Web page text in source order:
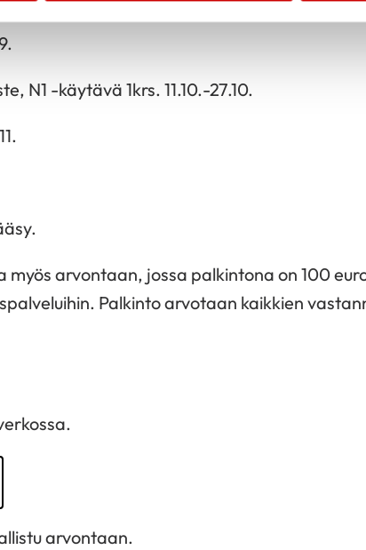
N1 -käytävä 1krs. 11.10.-27.10.
myös arvontaan, jossa palkintona on 100
Palkinto arvotaan kaikkien
arvontaan.